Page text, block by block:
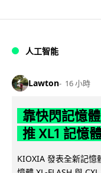
人工智能
Lawton 16 小時
靠快閃記憶
推 XL1 記憶
KIOXIA 發表全新記憶